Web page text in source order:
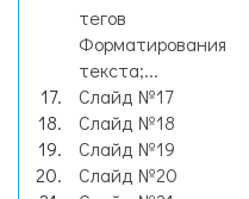
тегов
Форматирования
текста;...
Слайд №17
Слайд №18
Слайд №19
Слайд №20